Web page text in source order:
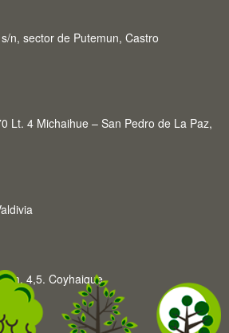
n, sector de Putemun, Castro
Lt. 4 Michaihue – San Pedro de La Paz,
4,5. Coyhaique